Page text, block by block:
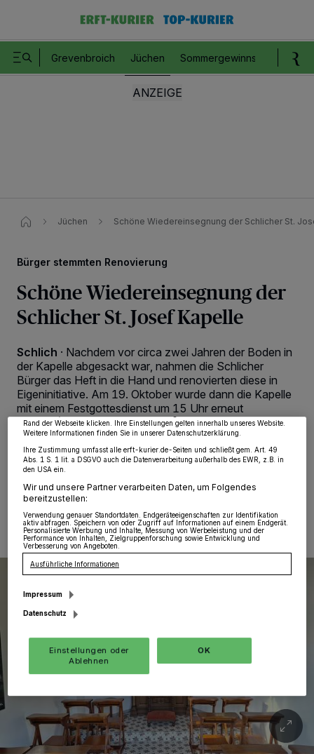
Grevenbroich Jüchen Sommergewinnspiel
Jüchen Schöne Wiedereinsegnung der Schlicher St.
Bürger stemmten Renovierung
Schöne Wiedereinsegnung der
Schlicher St. Josef Kapelle
Schlich · Nachdem vor circa zwei Jahren der Boden in
der Kapelle abgesackt war, nahmen die Schlicher
Bürger das Heft in die Hand und renovierten diese in
Eigeninitiative. Am 19. Oktober wurde dann die Kapelle
mit einem Festgottesdienst um 15 Uhr erneut
eingesegnet. Die sehr gut besuchte Messe wurde von
Pfarrer Ulrich Clancett gestaltet.
11.11.2024 , 07:00 Uhr Eine Minute Lesezeit
wie Browserdaten oder eindeutige Kennungen auf Ihrem Gerät zu. Durch Auswahl
von OK aktivieren Sie Tracking-Technologien für die unter „Wir und unsere
Partner verarbeiten Daten, um Ihnen Dienste bereitzustellen“ aufgeführten
Zwecke. Wenn Tracker deaktiviert sind, sind manche Inhalte und Anzeigen
möglicherweise nicht mehr so relevant für Sie. Sie können dieses Menü jederzeit
wieder aufrufen, um Ihre Einstellungen zu ändern oder Ihre Einwilligung zu
widerrufen, indem Sie auf den Link Einstellungen oder Ablehnen am unteren
Rand der Webseite klicken. Ihre Einstellungen gelten innerhalb unseres Website.
Weitere Informationen finden Sie in unserer Datenschutzerklärung.
Ihre Zustimmung umfasst alle erft-kurier.de-Seiten und schließt gem. Art. 49
Abs. 1 S. 1 lit. a DSGVO auch die Datenverarbeitung außerhalb des EWR, z.B. in
den USA ein.
Wir und unsere Partner verarbeiten Daten, um Folgendes
bereitzustellen:
Verwendung genauer Standortdaten. Endgeräteeigenschaften zur Identifikation
aktiv abfragen. Speichern von oder Zugriff auf Informationen auf einem Endgerät.
Personalisierte Werbung und Inhalte, Messung von Werbeleistung und der
Performance von Inhalten, Zielgruppenforschung sowie Entwicklung und
Verbesserung von Angeboten.
Ausführliche Informationen
Impressum
Datenschutz
Einstellungen oder
Ablehnen
OK